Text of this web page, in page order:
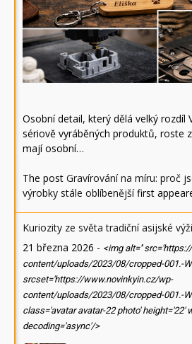
Osobní detail, který dělá velký rozdíl
sériově vyráběných produktů, roste
mají osobní…
The post Gravírování na míru: proč
výrobky stále oblíbenějšífirst
Kuriozity ze světa tradiční asijské
21 března 2026 - <img alt=''
content/uploads/2023/08/cropped-001.-
srcset='https://www.novinkyin.cz/wp-
content/uploads/2023/08/cropped-001.-
class='avatar avatar-22 photo' height='22'
decoding='async'/>